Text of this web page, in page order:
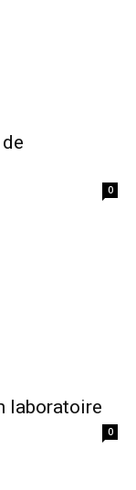
0
laboratoire
0